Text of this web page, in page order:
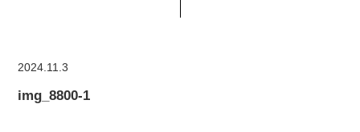
2024.11.3
img_8800-1